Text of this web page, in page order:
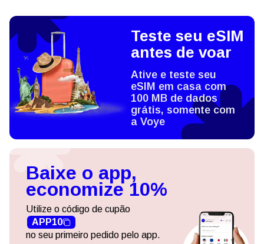
Teste seu eSIM
antes de voar
Ative e teste seu
eSIM em casa com
100 MB de dados
grátis, somente com
a Voye
Baixe o app,
economize 10%
Utilize o código de cupão
APP10
no seu primeiro pedido pelo app.